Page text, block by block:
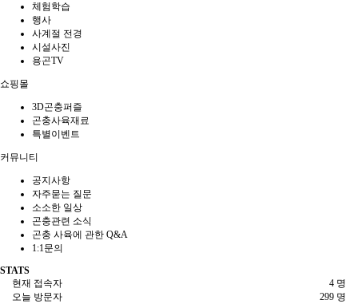
체험학습
행사
사계절 전경
시설사진
용곤TV
쇼핑몰
3D곤충퍼즐
곤충사육재료
특별이벤트
커뮤니티
공지사항
자주묻는 질문
소소한 일상
곤충관련 소식
곤충 사육에 관한 Q&A
1:1문의
STATS
4 명
현재 접속자
299 명
오늘 방문자